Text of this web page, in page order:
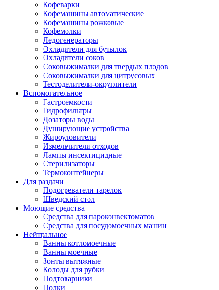
Кофеварки
Кофемашины автоматические
Кофемашины рожковые
Кофемолки
Ледогенераторы
Охладители для бутылок
Охладители соков
Соковыжималки для твердых плодов
Соковыжималки для цитрусовых
Тестоделители-округлители
Вспомогательное
Гастроемкости
Гидрофильтры
Дозаторы воды
Душирующие устройства
Жироуловители
Измельчители отходов
Лампы инсектицидные
Стерилизаторы
Термоконтейнеры
Для раздачи
Подогреватели тарелок
Шведский стол
Моющие средства
Средства для пароконвектоматов
Средства для посудомоечных машин
Нейтральное
Ванны котломоечные
Ванны моечные
Зонты вытяжные
Колоды для рубки
Подтоварники
Полки